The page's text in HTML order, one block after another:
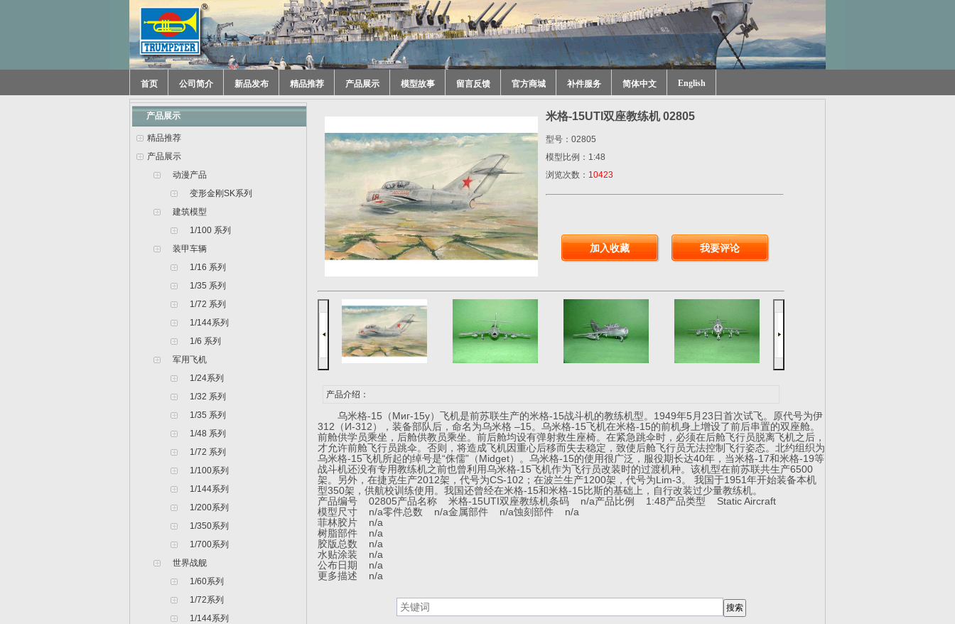
首页 公司简介 新品发布 精品推荐 产品展示 模型故事 留言反馈 官方商城 补件服务 简体中文 English
产品展示
精品推荐
产品展示
动漫产品
变形金刚SK系列
建筑模型
1/100 系列
装甲车辆
1/16 系列
1/35 系列
1/72 系列
1/144系列
1/6 系列
军用飞机
1/24系列
1/32 系列
1/35 系列
1/48 系列
1/72 系列
1/100系列
1/144系列
1/200系列
1/350系列
1/700系列
世界战舰
1/60系列
1/72系列
1/144系列
米格-15UTI双座教练机 02805
型号：02805
模型比例：1:48
浏览次数： 10423
加入收藏 我要评论
产品介绍：
乌米格-15（Mиг-15у）飞机是前苏联生产的米格-15战斗机的教练机型。1949年5月23日首次试飞。原代号为伊
312（И-312），装备部队后，命名为乌米格 –15。乌米格-15飞机在米格-15的前机身上增设了前后串置的双座舱。
前舱供学员乘坐，后舱供教员乘坐。前后舱均设有弹射救生座椅。在紧急跳伞时，必须在后舱飞行员脱离飞机之后，
才允许前舱飞行员跳伞。否则，将造成飞机因重心后移而失去稳定，致使后舱飞行员无法控制飞行姿态。北约组织为
乌米格-15飞机所起的绰号是“侏儒”（Midget）。乌米格-15的使用很广泛，服役期长达40年，当米格-17和米格-19等
战斗机还没有专用教练机之前也曾利用乌米格-15飞机作为飞行员改装时的过渡机种。该机型在前苏联共生产6500
架。另外，在捷克生产2012架，代号为CS-102；在波兰生产1200架，代号为Lim-3。 我国于1951年开始装备本机
型350架，供航校训练使用。我国还曾经在米格-15和米格-15比斯的基础上，自行改装过少量教练机。
产品编号 02805产品名称 米格-15UTI双座教练机条码 n/a产品比例 1:48产品类型 Static Aircraft
模型尺寸 n/a零件总数 n/a金属部件 n/a蚀刻部件 n/a
菲林胶片 n/a
树脂部件 n/a
胶版总数 n/a
水贴涂装 n/a
公布日期 n/a
更多描述 n/a